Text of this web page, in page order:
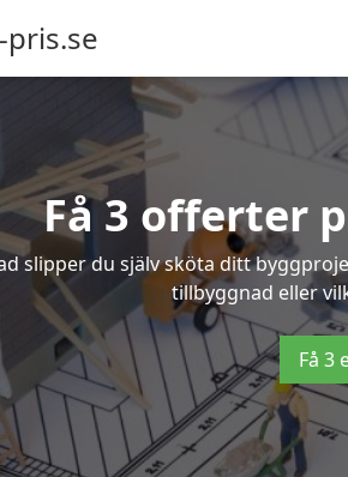
Få 3 offerter
slipper du själv sköta ditt
tillbyggnad eller
Få 3